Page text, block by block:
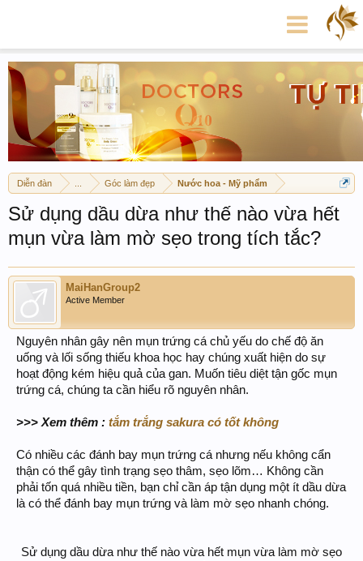
Diễn đàn Góc làm đẹp Nước hoa - Mỹ phẩm
Sử dụng dầu dừa như thế nào vừa hết
mụn vừa làm mờ sẹo trong tích tắc?
MaiHanGroup2
Active Member
Nguyên nhân gây nên mụn trứng cá chủ yếu do chế độ ăn
uống và lối sống thiếu khoa học hay chúng xuất hiện do sự
hoạt động kém hiệu quả của gan. Muốn tiêu diệt tận gốc mụn
trứng cá, chúng ta cần hiểu rõ nguyên nhân.
>>> Xem thêm : tắm trắng sakura có tốt không
Có nhiều các đánh bay mụn trứng cá nhưng nếu không cẩn
thận có thể gây tình trạng sẹo thâm, sẹo lõm… Không cần
phải tốn quá nhiều tiền, bạn chỉ cần áp tận dụng một ít dầu dừa
là có thể đánh bay mụn trứng và làm mờ sẹo nhanh chóng.
Sử dụng dầu dừa như thế nào vừa hết mụn vừa làm mờ sẹo